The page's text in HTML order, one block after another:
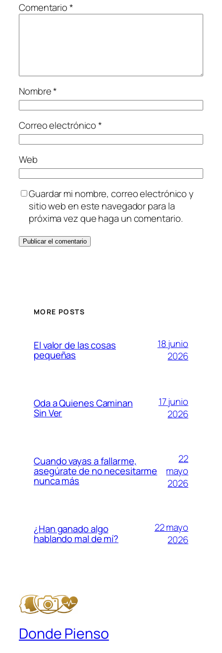
Comentario*
Nombre*
Correo electrónico*
Web
Guardar mi nombre, correo electrónico y
sitio web en este navegador para la
próxima vez que haga un comentario.
MORE POSTS
El valor de las cosas
pequeñas
18 junio
2026
Oda a Quienes Caminan
Sin Ver
17 junio
2026
Cuando vayas a fallarme,
asegúrate de no necesitarme
nunca más
22
mayo
2026
¿Han ganado algo
hablando mal de mí?
22 mayo
2026
Donde Pienso